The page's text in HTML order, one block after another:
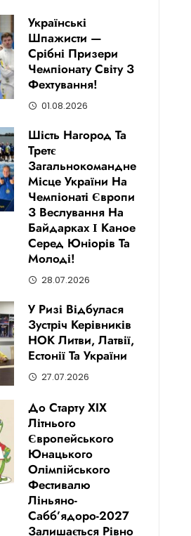
Українські
Шпажисти —
Срібні Призери
Чемпіонату Світу З
Фехтування!
01.08.2026
Шість Нагород Та
Третє
Загальнокомандне
Місце України На
Чемпіонаті Європи
З Веслування На
Байдарках І Каное
Серед Юніорів Та
Молоді!
28.07.2026
У Ризі Відбулася
Зустріч Керівників
НОК Литви, Латвії,
Естонії Та України
27.07.2026
До Старту XIX
Літнього
Європейського
Юнацького
Олімпійського
Фестивалю
Ліньяно-
Сабб’ядоро-2027
Залишається Рівно